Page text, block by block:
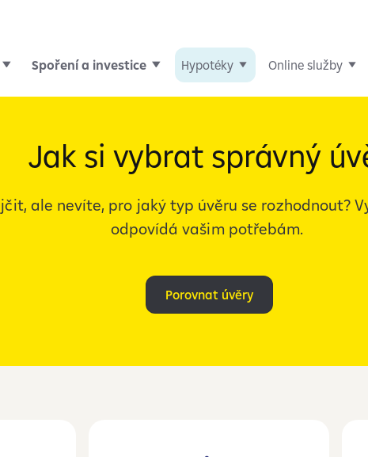
Spoření a investice Hypotéky Online služby
Jak si vybrat správný
ale nevíte, pro jaký typ úvěru se rozhodnout?
odpovídá vašim potřebám.
Porovnat úvěry